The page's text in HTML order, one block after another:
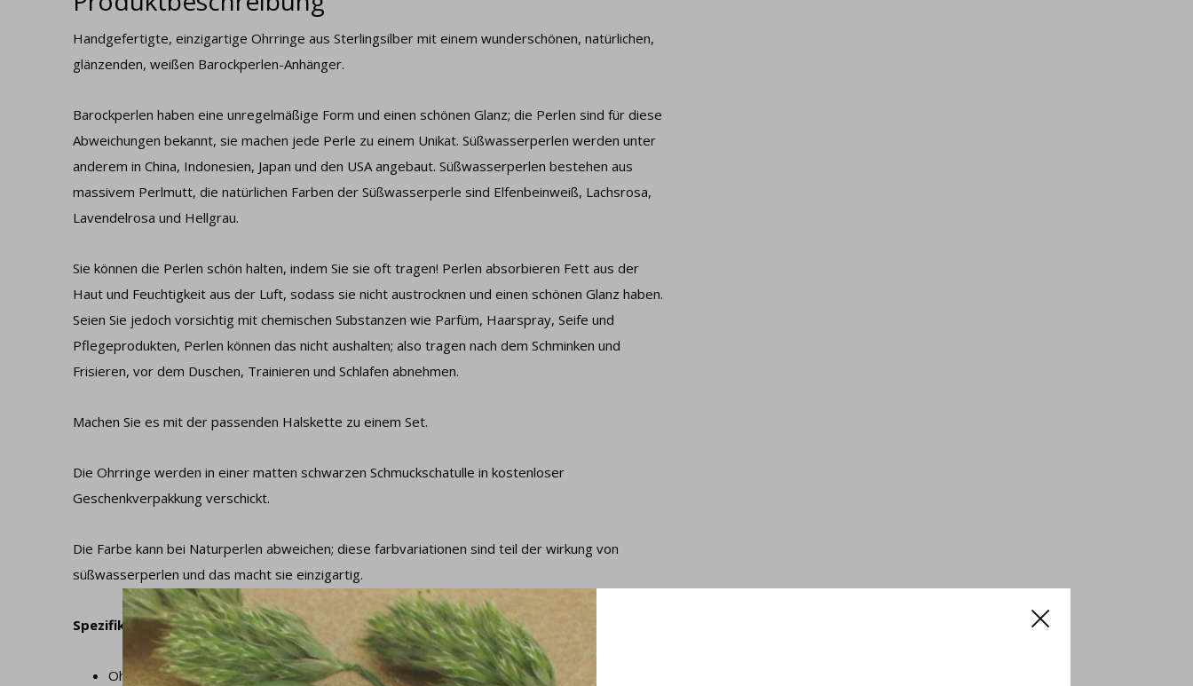
Handgefertigte, einzigartige Ohrringe aus Sterlingsilber mit einem wunderschönen, natürlichen,
glänzenden, weißen Barockperlen-Anhänger.
Barockperlen haben eine unregelmäßige Form und einen schönen Glanz; die Perlen sind für diese
Abweichungen bekannt, sie machen jede Perle zu einem Unikat. Süßwasserperlen werden unter
anderem in China, Indonesien, Japan und den USA angebaut. Süßwasserperlen bestehen aus
massivem Perlmutt, die natürlichen Farben der Süßwasserperle sind Elfenbeinweiß, Lachsrosa,
Lavendelrosa und Hellgrau.
Sie können die Perlen schön halten, indem Sie sie oft tragen! Perlen absorbieren Fett aus der
Haut und Feuchtigkeit aus der Luft, sodass sie nicht austrocknen und einen schönen Glanz haben.
Seien Sie jedoch vorsichtig mit chemischen Substanzen wie Parfüm, Haarspray, Seife und
Pflegeprodukten, Perlen können das nicht aushalten; also tragen nach dem Schminken und
Frisieren, vor dem Duschen, Trainieren und Schlafen abnehmen.
Machen Sie es mit der passenden Halskette zu einem Set.
Die Ohrringe werden in einer matten schwarzen Schmuckschatulle in kostenloser
Geschenkverpakkung verschickt.
Die Farbe kann bei Naturperlen abweichen; diese farbvariationen sind teil der wirkung von
süßwasserperlen und das macht sie einzigartig.
Spezifikationen
Ohrringlänge: 3,5 cm